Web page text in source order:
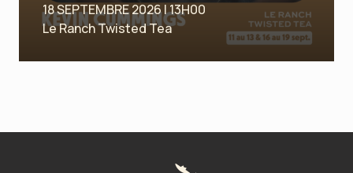
18 SEPTEMBRE 2026 | 13H00
Le Ranch Twisted Tea